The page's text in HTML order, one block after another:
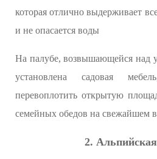
которая отлично выдерживает
и не опасается воды
На палубе, возвышающейся над
установлена садовая
перевоплотить открытую
семейных обедов на свежайшем
2.